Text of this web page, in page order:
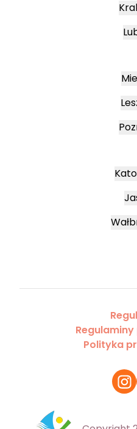
Polityka